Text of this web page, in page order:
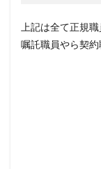
上記は全て正規
嘱託職員やら契約